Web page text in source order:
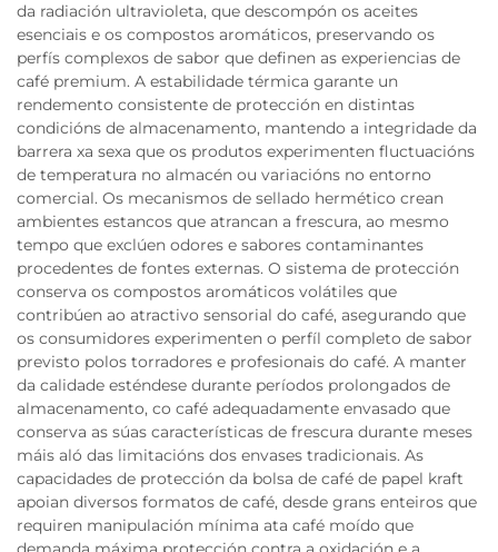
da radiación ultravioleta, que descompón os aceites
esenciais e os compostos aromáticos, preservando os
perfís complexos de sabor que definen as experiencias de
café premium. A estabilidade térmica garante un
rendemento consistente de protección en distintas
condicións de almacenamento, mantendo a integridade da
barrera xa sexa que os produtos experimenten fluctuacións
de temperatura no almacén ou variacións no entorno
comercial. Os mecanismos de sellado hermético crean
ambientes estancos que atrancan a frescura, ao mesmo
tempo que exclúen odores e sabores contaminantes
procedentes de fontes externas. O sistema de protección
conserva os compostos aromáticos volátiles que
contribúen ao atractivo sensorial do café, asegurando que
os consumidores experimenten o perfíl completo de sabor
previsto polos torradores e profesionais do café. A manter
da calidade esténdese durante períodos prolongados de
almacenamento, co café adequadamente envasado que
conserva as súas características de frescura durante meses
máis aló das limitacións dos envases tradicionais. As
capacidades de protección da bolsa de café de papel kraft
apoian diversos formatos de café, desde grans enteiros que
requiren manipulación mínima ata café moído que